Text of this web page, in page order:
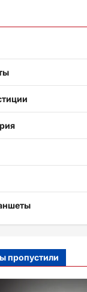
пропустили